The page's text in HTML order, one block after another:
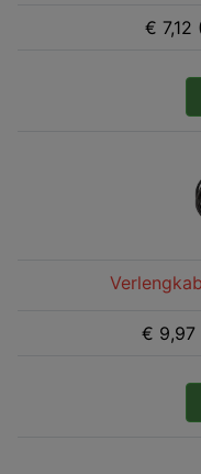
€
€ 9,97